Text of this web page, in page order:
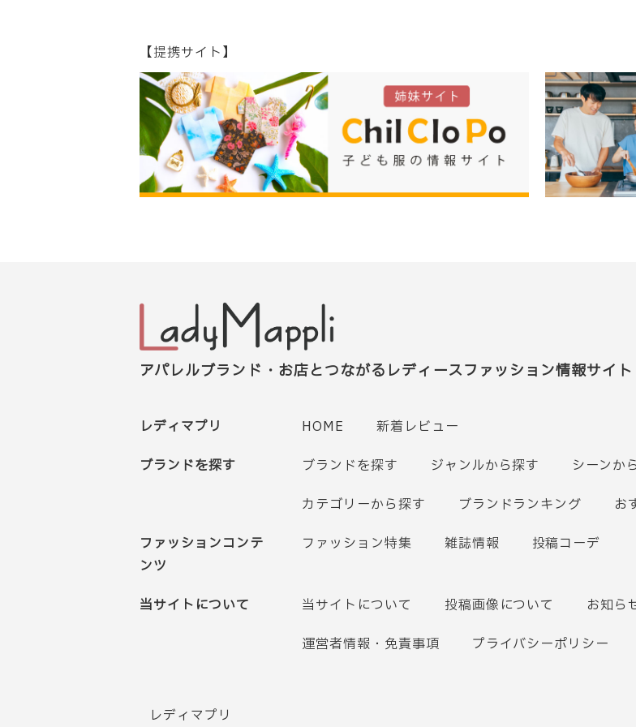
【提携サイト】
アパレルブランド・お店とつながるレディースファッション情報サイト
レディマプリ HOME
新着レビュー
ブランドを探す
ブランドを探す ジャンルから探す シーンか
カテゴリーから探す
ブランドランキング
お
ファッションコンテ
ンツ
ファッション特集 雑誌情報 投稿コーデ
当サイトについて 当サイトについて 投稿画像について お知ら
運営者情報・免責事項
プライバシーポリシー
レディマプリ